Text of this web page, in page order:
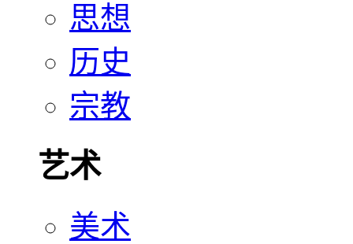
思想
历史
宗教
艺术
美术